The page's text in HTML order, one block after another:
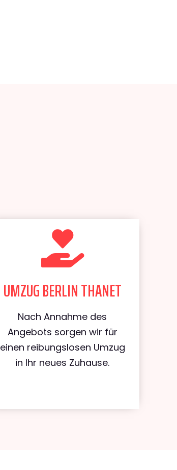
UMZUG BERLIN THANET
Nach Annahme des
Angebots sorgen wir für
einen reibungslosen Umzug
in Ihr neues Zuhause.